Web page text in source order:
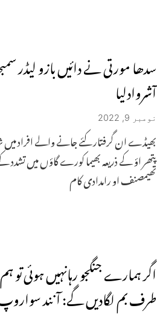
سدھا مورتی نے دائیں بازو لیڈر
آشروادلیا
نومبر 9, 2022
پتھر اؤ کے ذریعہ بھیما کورے گاؤں میں تشدد
تھیمصنف او رامدادی کام
اگر ہمارے جنگجو رہانہیں ہوئی
طرف بم لگادیں گے: آنند